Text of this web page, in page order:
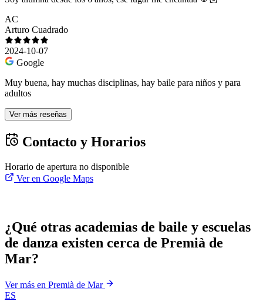
AC
Arturo Cuadrado
2024-10-07
Google
Muy buena, hay muchas disciplinas, hay baile para niños y para
adultos
Ver más reseñas
Contacto y Horarios
Horario de apertura no disponible
Ver en Google Maps
¿Qué otras academias de baile y escuelas
de danza existen cerca de Premià de
Mar?
Ver más en Premià de Mar
ES